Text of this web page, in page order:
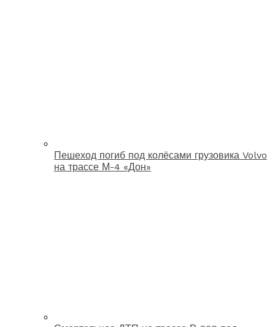
Пешеход погиб под колёсами грузовика Volvo
на трассе М-4 «Дон»